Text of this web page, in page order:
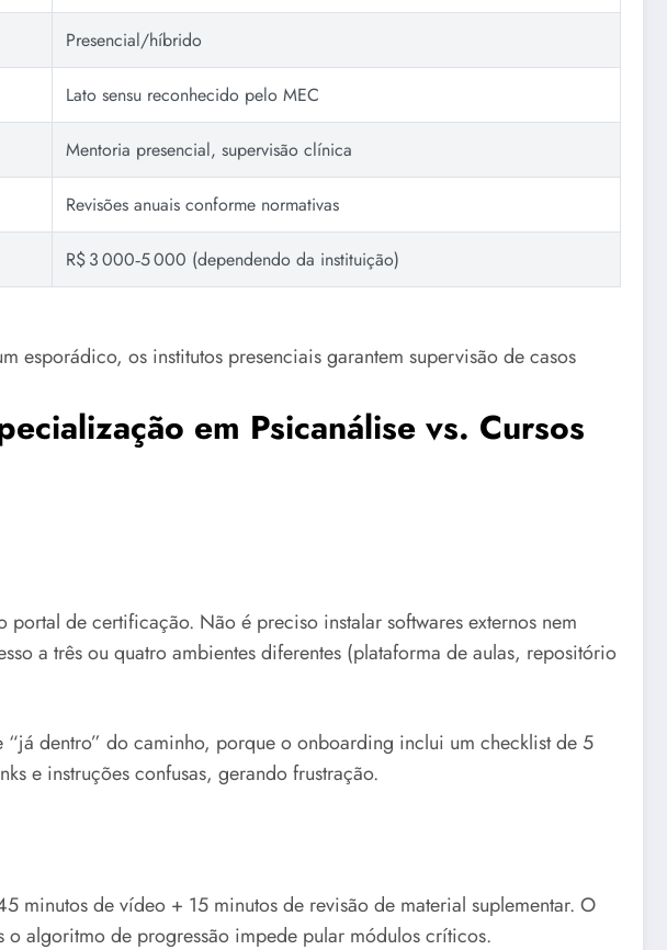
Presencial/híbrido
Lato sensu reconhecido pelo MEC
Mentoria presencial, supervisão clínica
Revisões anuais conforme normativas
R$ 3 000‑5 000 (dependendo da instituição)
os institutos presenciais garantem supervisão de casos
em Psicanálise vs. Cursos
de certificação. Não é preciso instalar softwares externos nem
a três ou quatro ambientes diferentes (plataforma de aulas, repositório
dentro” do caminho, porque o onboarding inclui um checklist de 5
e instruções confusas, gerando frustração.
de vídeo + 15 minutos de revisão de material suplementar. O
algoritmo de progressão impede pular módulos críticos.